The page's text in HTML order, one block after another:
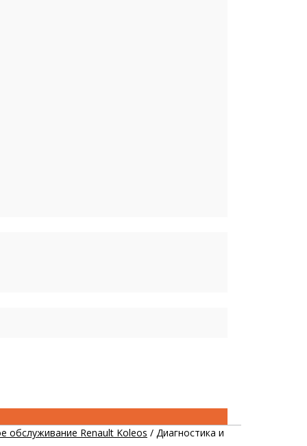
обслуживание Renault Koleos / Диагностика и